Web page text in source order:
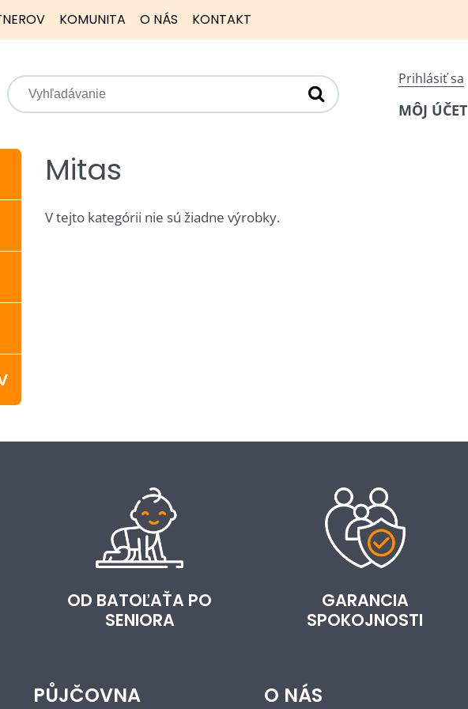
KOMUNITA O NÁS KONTAKT
Prihlásiť sa
MÔJ ÚČET
Mitas
V tejto kategórii nie sú žiadne výrobky.
OD BATOĽAŤA PO
SENIORA
GARANCIA
SPOKOJNOSTI
PŮJČOVNA O NÁS